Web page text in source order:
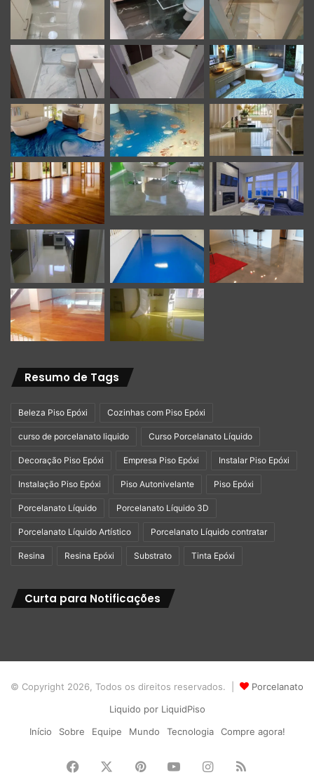
Resumo de Tags
Beleza Piso Epóxi Cozinhas com Piso Epóxi
curso de porcelanato liquido Curso Porcelanato Líquido
Decoração Piso Epóxi Empresa Piso Epóxi Instalar Piso Epóxi
Instalação Piso Epóxi Piso Autonivelante Piso Epóxi
Porcelanato Líquido Porcelanato Líquido 3D
Porcelanato Líquido Artístico Porcelanato Líquido contratar
Resina Resina Epóxi Substrato Tinta Epóxi
Curta para Notificações
© Copyright 2026, Todos os direitos reservados. |
Porcelanato
Liquido por LiquidPiso
Início
Sobre Equipe Mundo Tecnologia Compre agora!
Facebook PinterestYouTubeInstagram
RSS